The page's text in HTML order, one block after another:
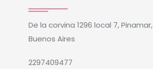
De la corvina 1296 local 7, Pinamar,
Buenos Aires
2297409477